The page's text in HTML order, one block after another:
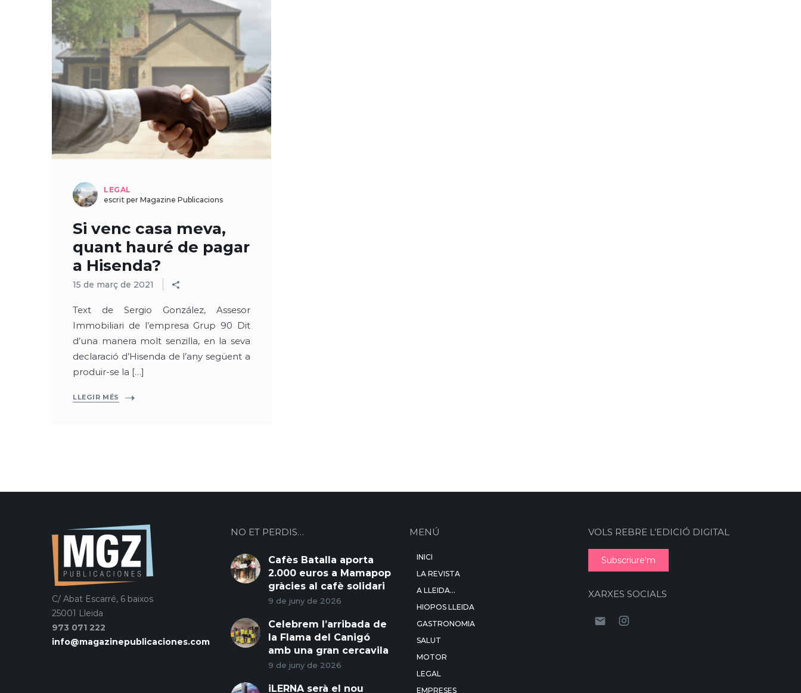
LEGAL
escrit per Magazine Publicacions
Si venc casa meva,
quant hauré de pagar
a Hisenda?
15 de març de 2021
Text de Sergio González, Assesor
Immobiliari de l’empresa Grup 90 Dit
d’una manera molt senzilla, en la seva
declaració d’Hisenda de l’any següent a
produir-se la […]
LLEGIR MÉS
C/ Abat Escarré, 6 baixos
25001 Lleida
973 071 222
info@magazinepublicaciones.com
NO ET PERDIS…
Cafès Batalla aporta
2.000 euros a Mamapop
gràcies al cafè solidari
9 de juny de 2026
Celebrem l’arribada de
la Flama del Canigó
amb una gran cercavila
9 de juny de 2026
iLERNA serà el nou
MENÚ
INICI
LA REVISTA
A LLEIDA…
HIOPOS LLEIDA
GASTRONOMIA
SALUT
MOTOR
LEGAL
EMPRESES
VOLS REBRE L’EDICIÓ DIGITAL
Subscriure'm
XARXES SOCIALS